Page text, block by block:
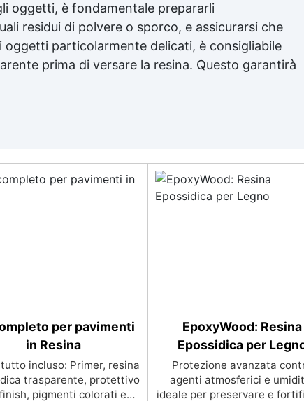
oggetti, è fondamentale prepararli
residui di polvere o sporco, e assicurarsi che
particolarmente delicati, è consigliabile
prima di versare la resina. Questo garantirà
per pavimenti
in Resina
incluso: Primer, resina
trasparente, protettivo
pigmenti colorati e
EpoxyWood: Resina
Epossidica per
Protezione avanzata
agenti atmosferici e
ideale per preservare e